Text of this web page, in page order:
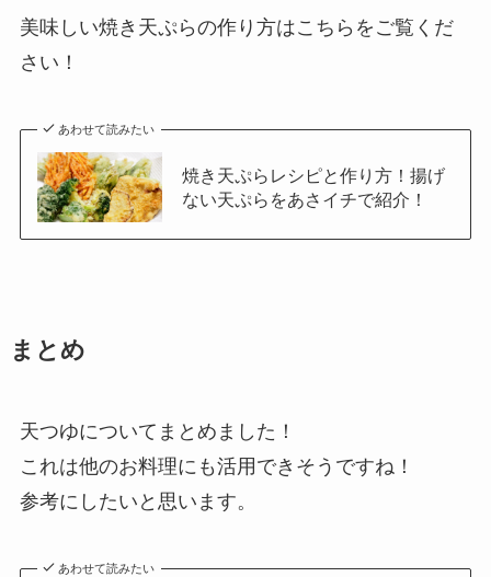
美味しい焼き天ぷらの作り方はこちらをご覧くだ
さい！
あわせて読みたい
焼き天ぷらレシピと作り方！揚げ
ない天ぷらをあさイチで紹介！
まとめ
天つゆについてまとめました！
これは他のお料理にも活用できそうですね！
参考にしたいと思います。
あわせて読みたい